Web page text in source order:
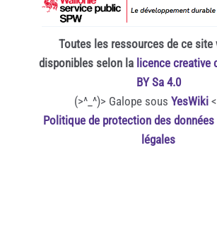
Toutes les ressources de ce site
disponibles selon la licence creative
BY Sa 4.0
(>^_^)> Galope sous YesWiki
Politique de protection des
légales